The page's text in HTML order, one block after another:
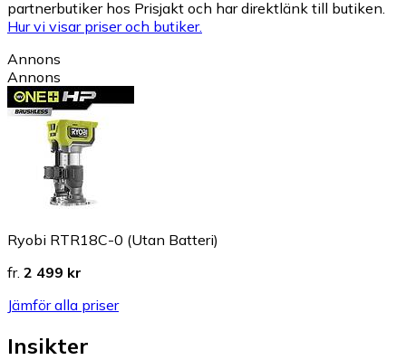
partnerbutiker hos Prisjakt och har direktlänk till butiken.
Hur vi visar priser och butiker.
Annons
Annons
Ryobi RTR18C-0 (Utan Batteri)
fr. 2 499 kr
Jämför alla priser
Insikter